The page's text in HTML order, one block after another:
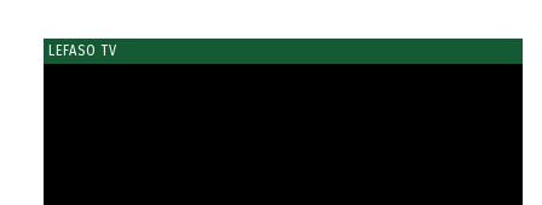
LEFASO TV